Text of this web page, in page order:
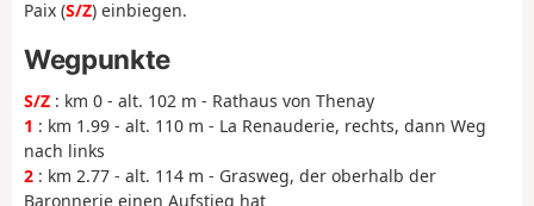
Paix (S/Z) einbiegen.
Wegpunkte
S/Z : km 0 - alt. 102 m - Rathaus von Thenay
1 : km 1.99 - alt. 110 m - La Renauderie, rechts, dann Weg
nach links
2 : km 2.77 - alt. 114 m - Grasweg, der oberhalb der
Baronnerie einen Aufstieg hat